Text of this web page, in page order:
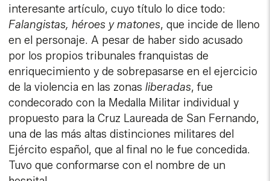
interesante artículo, cuyo título lo dice todo:
Falangistas, héroes y matones, que incide de lleno
en el personaje. A pesar de haber sido acusado
por los propios tribunales franquistas de
enriquecimiento y de sobrepasarse en el ejercicio
de la violencia en las zonasliberadas, fue
condecorado con la Medalla Militar individual y
propuesto para la Cruz Laureada de San Fernando,
una de las más altas distinciones militares del
Ejército español, que al final no le fue concedida.
Tuvo que conformarse con el nombre de un